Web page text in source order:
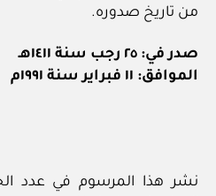
من تاريخ صدوره.
صدر في: ٢٥ رجب سنة ١٤١١هـ
الموافق: ١١ فبراير سنة ١٩٩١م